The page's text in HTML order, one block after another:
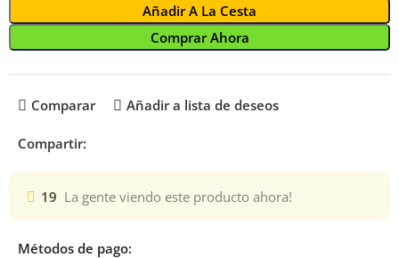
Añadir A La Cesta
Comprar Ahora
Comparar Añadir a lista de deseos
Compartir:
19 La gente viendo este producto ahora!
Métodos de pago: